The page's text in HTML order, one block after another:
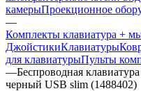
камерыПроекционное
—
Комплекты клавиатура +
ДжойстикиКлавиатуры
для клавиатурыПульты
—Беспроводная
черный USB slim (1488402)